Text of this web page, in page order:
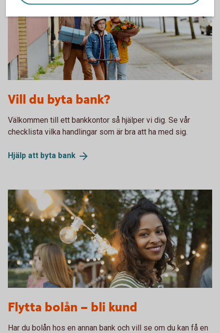
Vill du byta bank?
Välkommen till ett bankkontor så hjälper vi dig. Se vår
checklista vilka handlingar som är bra att ha med sig.
Hjälp att byta bank
Flytta bolån – bli kund
Har du bolån hos en annan bank och vill se om du kan få en